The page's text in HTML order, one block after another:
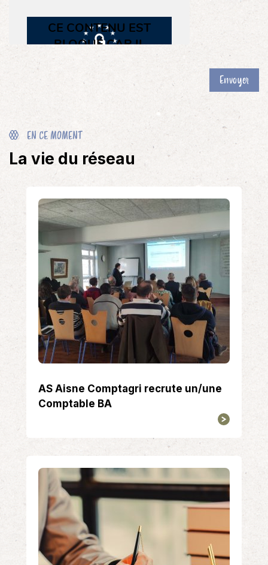
Envoyer
EN CE MOMENT
La vie du réseau
AS Aisne Comptagri recrute un/une
Comptable BA